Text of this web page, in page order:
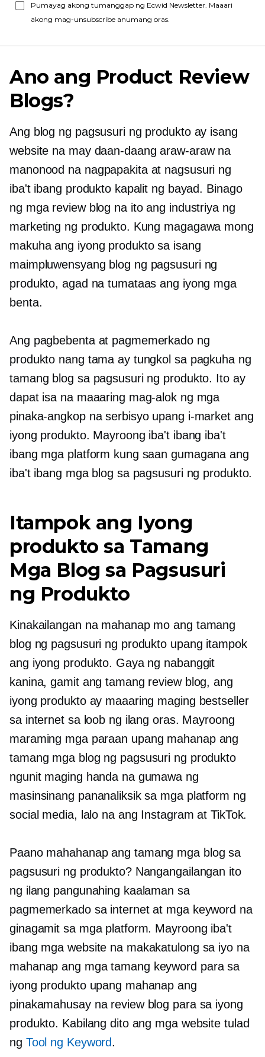
Pumayag akong tumanggap ng Ecwid Newsletter. Maaari
akong mag-unsubscribe anumang oras.
Ano ang Product Review
Blogs?
Ang blog ng pagsusuri ng produkto ay isang
website na may daan-daang araw-araw na
manonood na nagpapakita at nagsusuri ng
iba't ibang produkto kapalit ng bayad. Binago
ng mga review blog na ito ang industriya ng
marketing ng produkto. Kung magagawa mong
makuha ang iyong produkto sa isang
maimpluwensyang blog ng pagsusuri ng
produkto, agad na tumataas ang iyong mga
benta.
Ang pagbebenta at pagmemerkado ng
produkto nang tama ay tungkol sa pagkuha ng
tamang blog sa pagsusuri ng produkto. Ito ay
dapat isa na maaaring mag-alok ng mga
pinaka-angkop na serbisyo upang i-market ang
iyong produkto. Mayroong iba't ibang iba't
ibang mga platform kung saan gumagana ang
iba't ibang mga blog sa pagsusuri ng produkto.
Itampok ang Iyong
produkto sa Tamang
Mga Blog sa Pagsusuri
ng Produkto
Kinakailangan na mahanap mo ang tamang
blog ng pagsusuri ng produkto upang itampok
ang iyong produkto. Gaya ng nabanggit
kanina, gamit ang tamang review blog, ang
iyong produkto ay maaaring maging bestseller
sa internet sa loob ng ilang oras. Mayroong
maraming mga paraan upang mahanap ang
tamang mga blog ng pagsusuri ng produkto
ngunit maging handa na gumawa ng
masinsinang pananaliksik sa mga platform ng
social media, lalo na ang Instagram at TikTok.
Paano mahahanap ang tamang mga blog sa
pagsusuri ng produkto? Nangangailangan ito
ng ilang pangunahing kaalaman sa
pagmemerkado sa internet at mga keyword na
ginagamit sa mga platform. Mayroong iba't
ibang mga website na makakatulong sa iyo na
mahanap ang mga tamang keyword para sa
iyong produkto upang mahanap ang
pinakamahusay na review blog para sa iyong
produkto. Kabilang dito ang mga website tulad
ng Tool ng Keyword.